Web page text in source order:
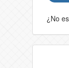
¿No